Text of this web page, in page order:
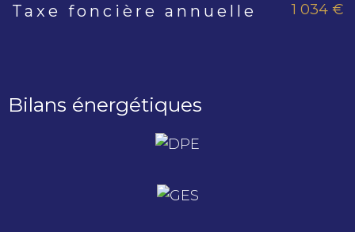
Taxe foncière annuelle 1 034 €
Bilans énergétiques